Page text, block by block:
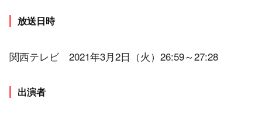
放送日時
関西テレビ 2021年3月2日（火）26:59～27:28
出演者